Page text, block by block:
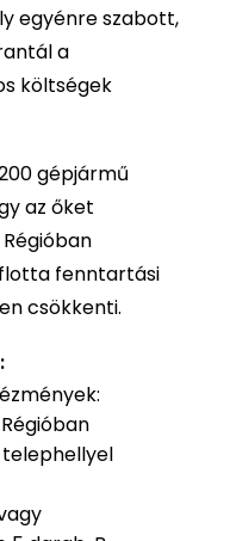
egyénre szabott,
a
költségek
gépjármű
az őket
fenntartási
csökkenti.